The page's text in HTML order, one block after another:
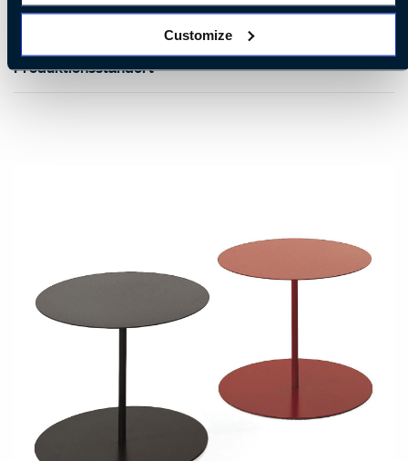
Customize
Produktionsstandort